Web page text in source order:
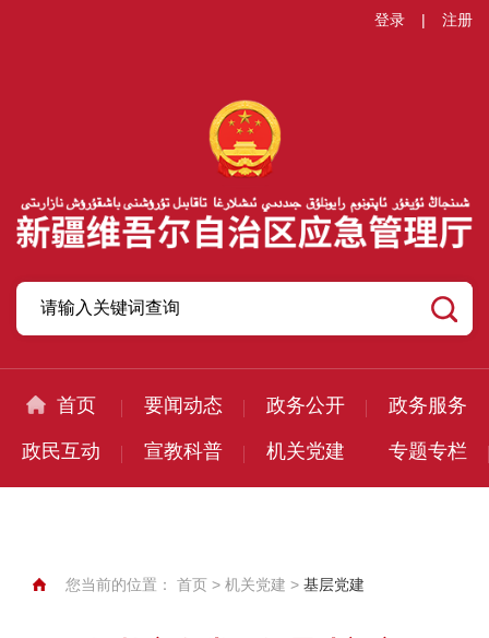
登录 | 注册
首页 要闻动态 政务公开 政务服务
政民互动 宣教科普 机关党建 专题专栏
您当前的位置： 首页 > 机关党建 > 基层党建